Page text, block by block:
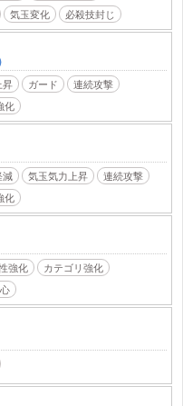
気玉変化 必殺技封じ
昇 ガード
連続攻撃
化
減 気玉気力上昇
連続攻撃
化
強化
カテゴリ強化